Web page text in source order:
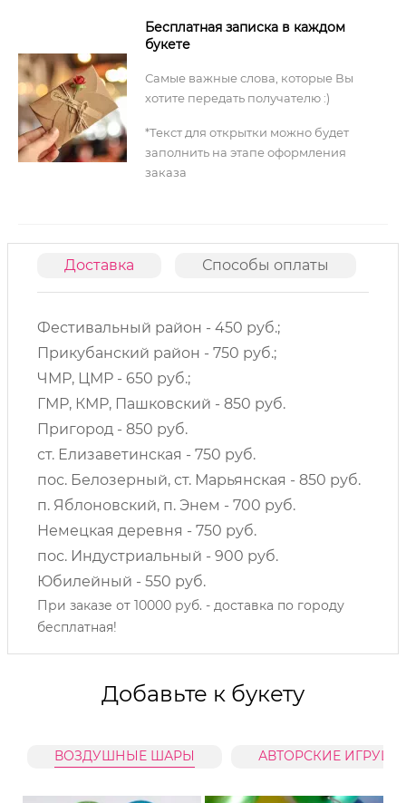
Бесплатная записка в каждом
букете
Самые важные слова, которые Вы
хотите передать получателю :)
*Текст для открытки можно будет
заполнить на этапе оформления
заказа
Доставка Способы оплаты
Фестивальный район - 450 руб.;
Прикубанский район - 750 руб.;
ЧМР, ЦМР - 650 руб.;
ГМР, КМР, Пашковский - 850 руб.
Пригород - 850 руб.
ст. Елизаветинская - 750 руб.
пос. Белозерный, ст. Марьянская - 850 руб.
п. Яблоновский, п. Энем - 700 руб.
Немецкая деревня - 750 руб.
пос. Индустриальный - 900 руб.
Юбилейный - 550 руб.
При заказе от 10000 руб. - доставка по городу
бесплатная!
Добавьте к букету
ВОЗДУШНЫЕ ШАРЫ АВТОРСКИЕ